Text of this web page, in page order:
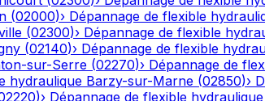
(02000)› Dépannage de flexible
(02300)› Dépannage de flexible
(02140)› Dépannage de flexible
sur-Serre (02270)› Dépannage de
hydraulique Barzy-sur-Marne (02850)›
)› Dépannage de flexible hydraulique